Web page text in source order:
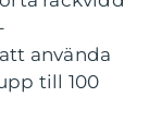
använda
till 100